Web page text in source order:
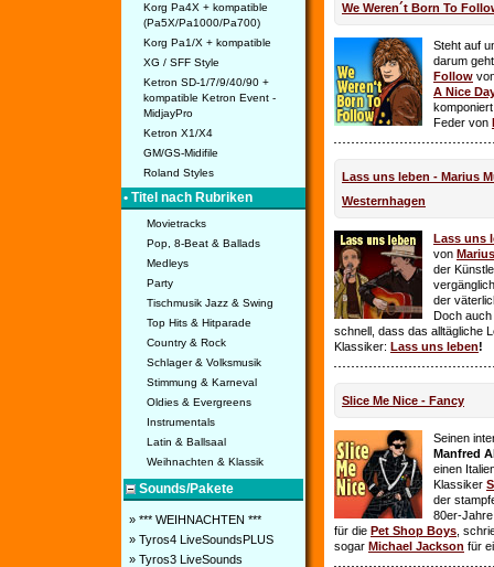
Korg Pa4X + kompatible
(Pa5X/Pa1000/Pa700)
Korg Pa1/X + kompatible
XG / SFF Style
Ketron SD-1/7/9/40/90 +
kompatible Ketron Event -
MidjayPro
Ketron X1/X4
GM/GS-Midifile
Roland Styles
• Titel nach Rubriken
Movietracks
Pop, 8-Beat & Ballads
Medleys
Party
Tischmusik Jazz & Swing
Top Hits & Hitparade
Country & Rock
Schlager & Volksmusik
Stimmung & Karneval
Oldies & Evergreens
Instrumentals
Latin & Ballsaal
Weihnachten & Klassik
Sounds/Pakete
» *** WEIHNACHTEN ***
» Tyros4 LiveSoundsPLUS
» Tyros3 LiveSounds
We Weren´t Born To
Steht auf
darum
Follow
A Nice
Feder von
Lass uns leben - Marius
Westernhagen
Lass uns
von
der
der
Doch auch
schnell, dass das alltägliche
Klassiker: Lass uns leben!
Slice Me Nice - Fancy
Seinen
Manfred
einen
Klassiker
der
80er-
für die Pet Shop Boys ,
sogar Michael Jackson für